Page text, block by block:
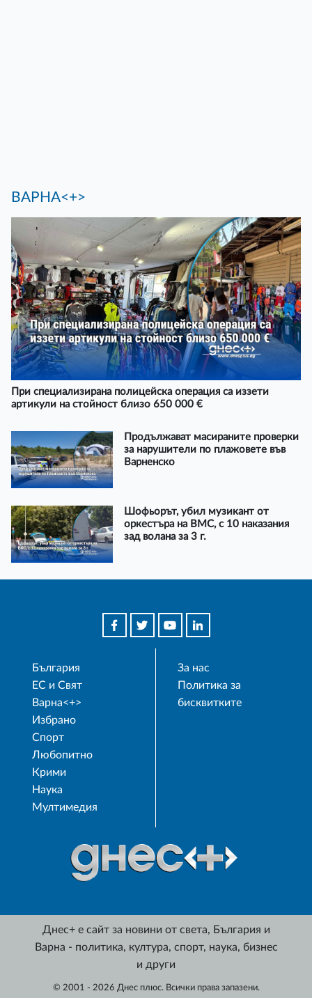
ВАРНА<+>
При специализирана полицейска операция са иззети
артикули на стойност близо 650 000 €
Продължават масираните проверки
за нарушители по плажовете във
Варненско
Шофьорът, убил музикант от
оркестъра на ВМС, с 10 наказания
зад волана за 3 г.
България
ЕС и Свят
Варна<+>
Избрано
Спорт
Любопитно
Крими
Наука
Мултимедия
За нас
Политика за
бисквитките
Днес+ е сайт за новини от света, България и
Варна - политика, култура, спорт, наука, бизнес
и други
© 2001 - 2026 Днес плюс. Всички права запазени.